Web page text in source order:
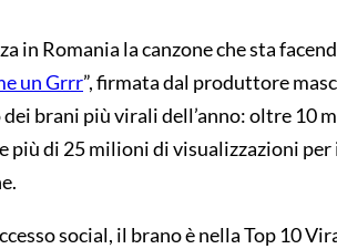
in Romania la canzone che sta
un Grrr”, firmata dal produttore
dei brani più virali dell’anno: oltre 10
più di 25 milioni di visualizzazioni per
social, il brano è nella Top 10